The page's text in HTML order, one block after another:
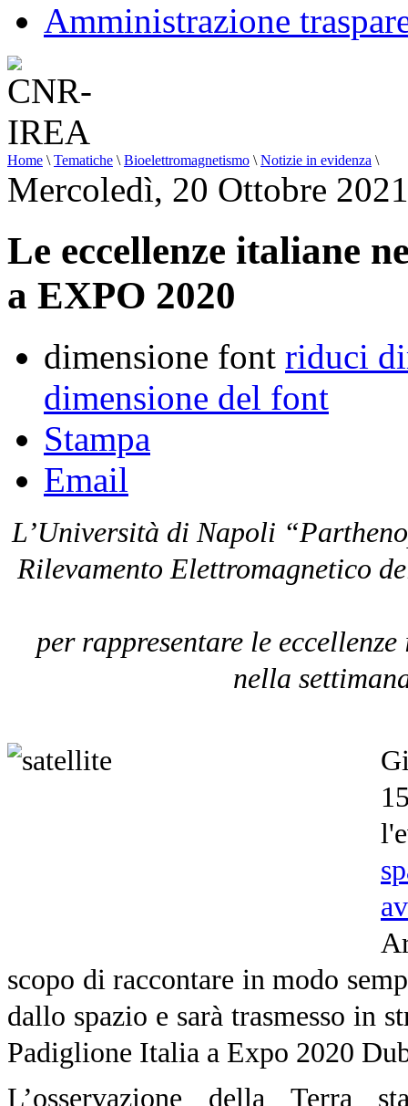
Amministrazione
Home \ Tematiche \ Bioelettromagnetismo \ Notizie in evidenza \
Mercoledì, 20 Ottobre
Le eccellenze italiane
a EXPO 2020
dimensione font riduci
dimensione del font
Stampa
Email
L’Università di Napoli
Rilevamento Elettromagnetico
per rappresentare le
nella
scopo di raccontare in modo
dallo spazio e sarà trasmesso in
Padiglione Italia a Expo 2020
L’osservazione della Terra